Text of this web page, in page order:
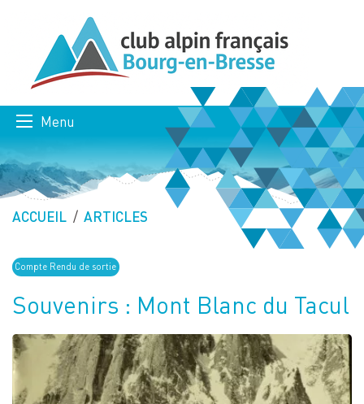
Menu
ACCUEIL ARTICLES
Compte Rendu de sortie
Souvenirs : Mont Blanc du Tacul